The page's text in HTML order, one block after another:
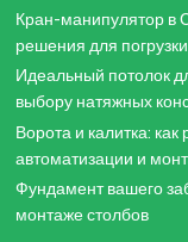
Кран-манипулятор в
решения для
Идеальный потолок
выбору натяжных
Ворота и калитка:
автоматизации и
Фундамент вашего
монтаже столбов